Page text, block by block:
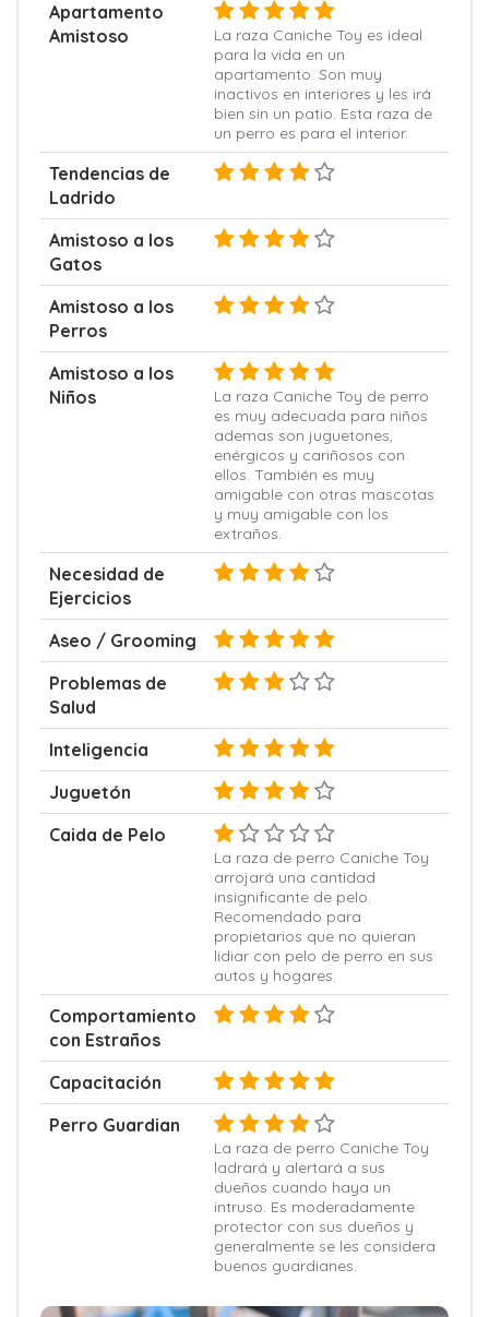
Apartamento
Amistoso
La raza Caniche Toy es ideal
para la vida en un
apartamento. Son muy
inactivos en interiores y les irá
bien sin un patio. Esta raza de
un perro es para el interior.
Tendencias de
Ladrido
Amistoso a los
Gatos
Amistoso a los
Perros
Amistoso a los
Niños
La raza Caniche Toy de perro
es muy adecuada para niños
ademas son juguetones,
enérgicos y cariñosos con
ellos. También es muy
amigable con otras mascotas
y muy amigable con los
extraños.
Necesidad de
Ejercicios
Aseo / Grooming
Problemas de
Salud
Inteligencia
Juguetón
Caida de Pelo
La raza de perro Caniche Toy
arrojará una cantidad
insignificante de pelo.
Recomendado para
propietarios que no quieran
lidiar con pelo de perro en sus
autos y hogares.
Comportamiento
con Estraños
Capacitación
Perro Guardian
La raza de perro Caniche Toy
ladrará y alertará a sus
dueños cuando haya un
intruso. Es moderadamente
protector con sus dueños y
generalmente se les considera
buenos guardianes.